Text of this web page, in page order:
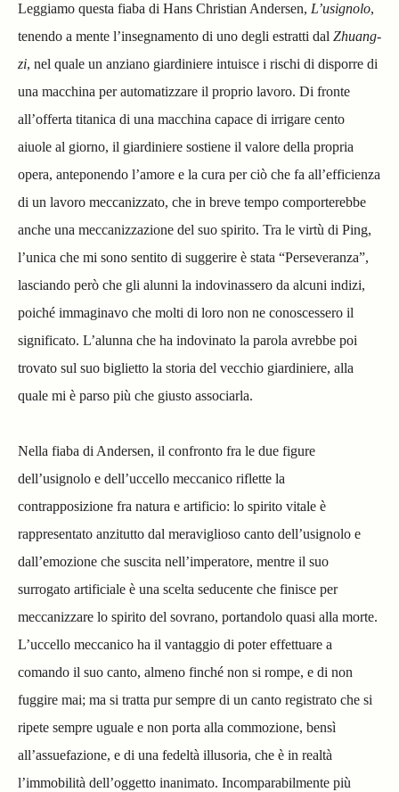
Leggiamo questa fiaba di Hans Christian Andersen, L’usignolo,
tenendo a mente l’insegnamento di uno degli estratti dal Zhuang-
zi, nel quale un anziano giardiniere intuisce i rischi di disporre di
una macchina per automatizzare il proprio lavoro. Di fronte
all’offerta titanica di una macchina capace di irrigare cento
aiuole al giorno, il giardiniere sostiene il valore della propria
opera, anteponendo l’amore e la cura per ciò che fa all’efficienza
di un lavoro meccanizzato, che in breve tempo comporterebbe
anche una meccanizzazione del suo spirito. Tra le virtù di Ping,
l’unica che mi sono sentito di suggerire è stata “Perseveranza”,
lasciando però che gli alunni la indovinassero da alcuni indizi,
poiché immaginavo che molti di loro non ne conoscessero il
significato. L’alunna che ha indovinato la parola avrebbe poi
trovato sul suo biglietto la storia del vecchio giardiniere, alla
quale mi è parso più che giusto associarla.
Nella fiaba di Andersen, il confronto fra le due figure
dell’usignolo e dell’uccello meccanico riflette la
contrapposizione fra natura e artificio: lo spirito vitale è
rappresentato anzitutto dal meraviglioso canto dell’usignolo e
dall’emozione che suscita nell’imperatore, mentre il suo
surrogato artificiale è una scelta seducente che finisce per
meccanizzare lo spirito del sovrano, portandolo quasi alla morte.
L’uccello meccanico ha il vantaggio di poter effettuare a
comando il suo canto, almeno finché non si rompe, e di non
fuggire mai; ma si tratta pur sempre di un canto registrato che si
ripete sempre uguale e non porta alla commozione, bensì
all’assuefazione, e di una fedeltà illusoria, che è in realtà
l’immobilità dell’oggetto inanimato. Incomparabilmente più